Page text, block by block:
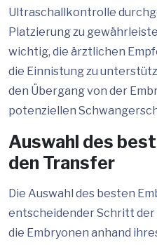
Ultraschallkontrolle
Platzierung zu
wichtig, die ärztlichen
die Einnistung zu
den Übergang von der
potenziellen
Auswahl des
den Transfer
Die Auswahl des besten
entscheidender Schritt der
die Embryonen anhand